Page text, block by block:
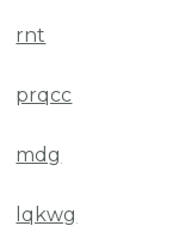
rnt
prqcc
mdg
lqkwg